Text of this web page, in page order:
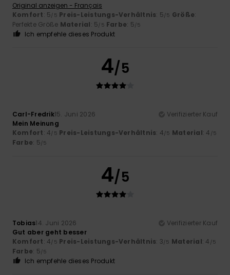
Original anzeigen - Français
Komfort: 5/5 Preis-Leistungs-Verhältnis: 5/5 Größe:
Perfekte Größe Material: 5/5 Farbe: 5/5
Ich empfehle dieses Produkt
4/5
Carl-Fredrik15. Juni 2026
Verifizierter Kauf
Mein Meinung
Komfort: 4/5 Preis-Leistungs-Verhältnis: 4/5 Material: 4 /5
Farbe: 5/5
4/5
Tobias14. Juni 2026
Verifizierter Kauf
Gut aber geht besser
Komfort: 4/5 Preis-Leistungs-Verhältnis: 3/5 Material: 4 /5
Farbe: 5/5
Ich empfehle dieses Produkt